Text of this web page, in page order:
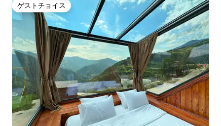
ゲストチョイス
ゲストチョイス